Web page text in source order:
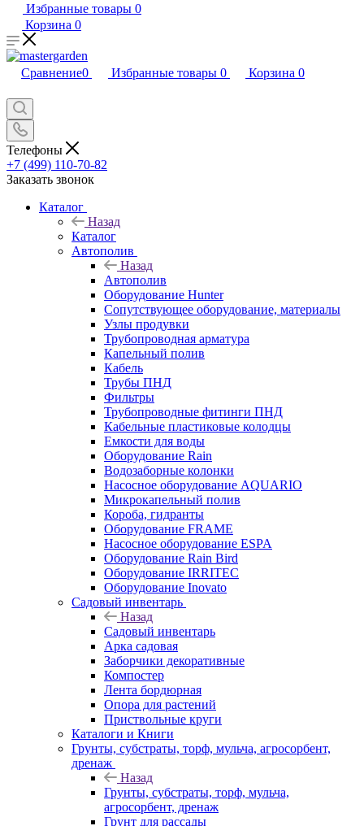
Избранные товары 0
Корзина 0
Сравнение0 Избранные товары 0 Корзина 0
Телефоны
+7 (499) 110-70-82
Заказать звонок
Каталог
Назад
Каталог
Автополив
Назад
Автополив
Оборудование Hunter
Сопутствующее оборудование, материалы
Узлы продувки
Трубопроводная арматура
Капельный полив
Кабель
Трубы ПНД
Фильтры
Трубопроводные фитинги ПНД
Кабельные пластиковые колодцы
Емкости для воды
Оборудование Rain
Водозаборные колонки
Насосное оборудование AQUARIO
Микрокапельный полив
Короба, гидранты
Оборудование FRAME
Насосное оборудование ESPA
Оборудование Rain Bird
Оборудование IRRITEC
Оборудование Inovato
Садовый инвентарь
Назад
Садовый инвентарь
Арка садовая
Заборчики декоративные
Компостер
Лента бордюрная
Опора для растений
Приствольные круги
Каталоги и Книги
Грунты, субстраты, торф, мульча, агросорбент,
дренаж
Назад
Грунты, субстраты, торф, мульча,
агросорбент, дренаж
Грунт для рассады